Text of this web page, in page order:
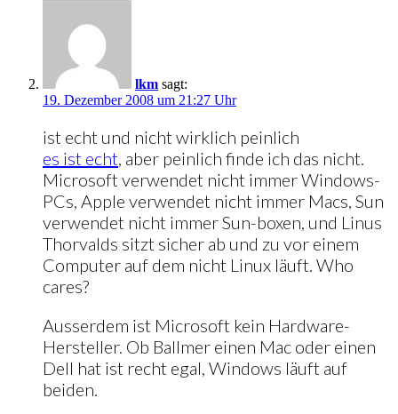
lkm sagt:
19. Dezember 2008 um 21:27 Uhr
ist echt und nicht wirklich peinlich
es ist echt , aber peinlich finde ich das nicht.
Microsoft verwendet nicht immer Windows-
PCs, Apple verwendet nicht immer Macs, Sun
verwendet nicht immer Sun-boxen, und Linus
Thorvalds sitzt sicher ab und zu vor einem
Computer auf dem nicht Linux läuft. Who
cares?
Ausserdem ist Microsoft kein Hardware-
Hersteller. Ob Ballmer einen Mac oder einen
Dell hat ist recht egal, Windows läuft auf
beiden.